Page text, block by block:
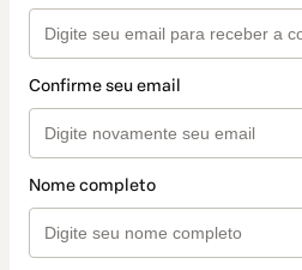
Confirme seu email
Nome completo